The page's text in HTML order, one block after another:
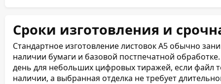
Сроки изготовления и
Стандартное изготовление листовок А5 обычно
наличии бумаги и базовой постпечатной
день для небольших цифровых тиражей, если файл
наличии, а выбранная отделка не требует